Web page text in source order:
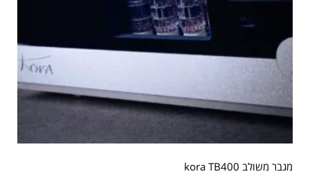
מגבר משולב kora TB400